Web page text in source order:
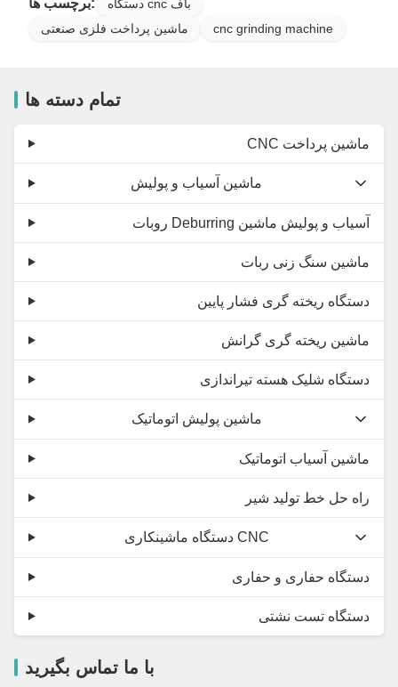
برچسب ها:
دستگاه cnc باف
ماشین پرداخت فلزی صنعتی
cnc grinding machine
تمام دسته ها
CNC ماشین پرداخت
ماشین آسیاب و پولیش
روبات Deburring آسیاب و پولیش ماشین
ماشین سنگ زنی ربات
دستگاه ریخته گری فشار پایین
ماشین ریخته گری گرانش
دستگاه شلیک هسته تیراندازی
ماشین پولیش اتوماتیک
ماشین آسیاب اتوماتیک
راه حل خط تولید شیر
دستگاه ماشینکاری CNC
دستگاه حفاری و حفاری
دستگاه تست نشتی
با ما تماس بگیرید